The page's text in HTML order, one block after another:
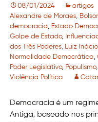
08/01/2024 artigos
Alexandre de Moraes,
democracia, Estado
Golpe de Estado,
dos Três Poderes, Luiz
Normalidade Democrática,
Poder Legislativo, Populismo,
Violência Política
Democracia é um
Antiga, baseado nos